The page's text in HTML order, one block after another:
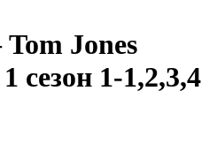
Tom Jones
сезон 1-1,2,3,4